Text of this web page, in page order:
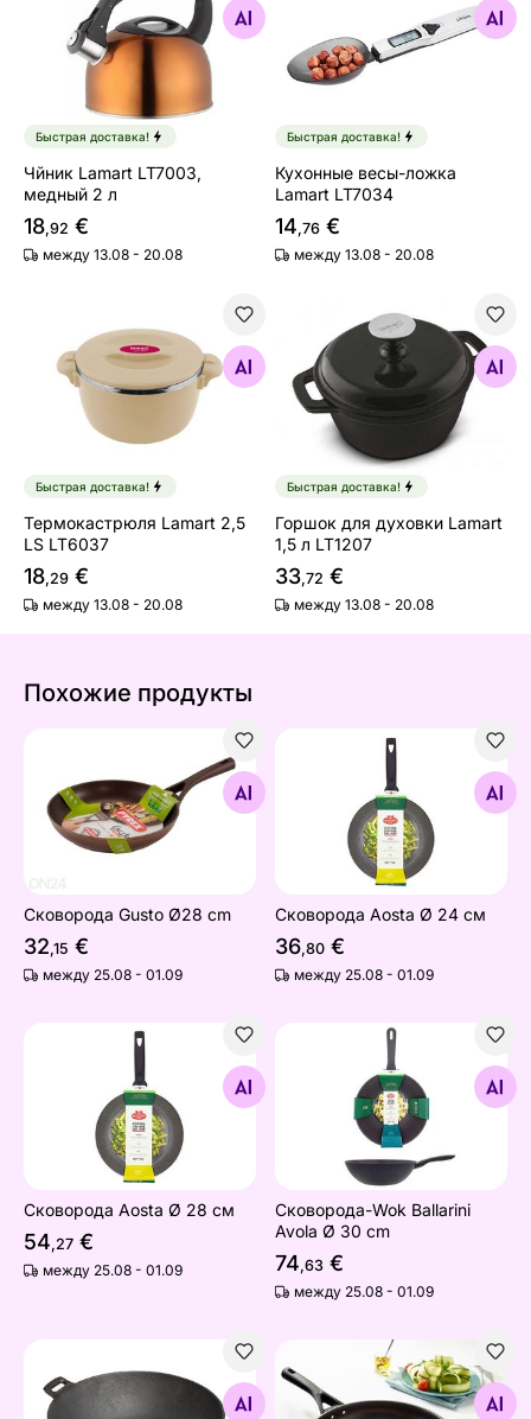
Найдите похожие
Быстрая доставка!
Чйник Lamart LT7003,
медный 2 л
18,92 €
между 13.08 - 20.08
Найдите похожие
Быстрая доставка!
Кухонные весы-ложка
Lamart LT7034
14,76 €
между 13.08 - 20.08
Термокастрюля Lamart 2,5 LS LT6037
Найдите похожие
Быстрая доставка!
Термокастрюля Lamart 2,5
LS LT6037
18,29 €
между 13.08 - 20.08
Горшок для духовки
Найдите похожие
Быстрая доставка!
Горшок для духовки Lamart
1,5 л LT1207
33,72 €
между 13.08 - 20.08
Похожие продукты
Сковорода Gusto Ø28 cm
Найдите похожие
Сковорода Gusto Ø28 cm
32,15 €
между 25.08 - 01.09
Сковорода Aosta Ø 24 см
Найдите похожие
Сковорода Aosta Ø 24 см
36,80 €
между 25.08 - 01.09
Сковорода Aosta Ø 28 см
Найдите похожие
Сковорода Aosta Ø 28 см
54,27 €
между 25.08 - 01.09
Сковорода-Wok Ballarini
Найдите похожие
Сковорода-Wok Ballarini
Avola Ø 30 cm
74,63 €
между 25.08 - 01.09
Чугунная вок сковорода Ø 30 см
Найдите похожие
Сковорода Pyrex Expert
Найдите похожие